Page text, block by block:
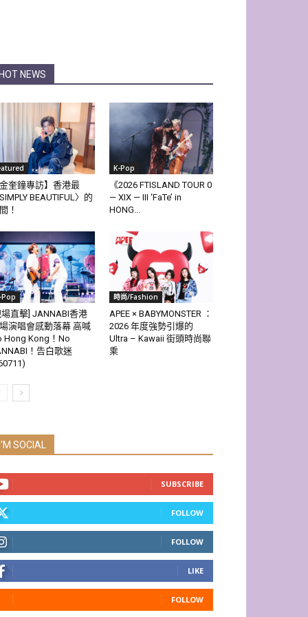
HOT NEWS
金奎鐘專訪】香港最
SIMPLY BEAUTIFUL〉的
！
K-Pop
《2026 FTISLAND TOUR 0
— XIX — III ‘FaTe’ in
HONG...
Pop
場直擊] JANNABI香港
演唱會感動落幕 高喊
Hong Kong！No
！告白歌迷
時尚/Fashion
APEE × BABYMONSTER ：
2026 年度強勢引爆的
Ultra – Kawaii 街頭時尚聯
乘
I'M SOCIAL
SUBSCRIBE
FOLLOW
FOLLOW
LIKE
FOLLOW